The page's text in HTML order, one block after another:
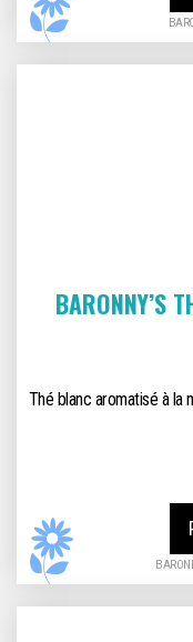
BARONNY’S
Thé blanc aromatisé à la